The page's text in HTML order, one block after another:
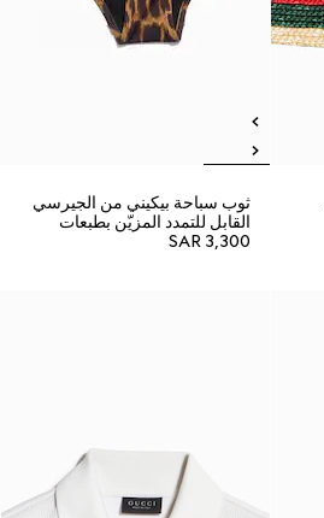
ثوب سباحة بيكيني من الجيرسي
القابل للتمدد المزيّن بطبعات
SAR 3,300